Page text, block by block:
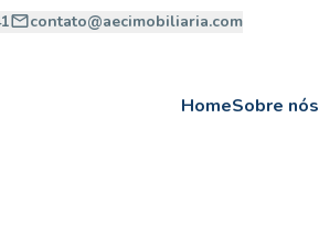
contato@aecimobiliaria.com
HomeSobre nós